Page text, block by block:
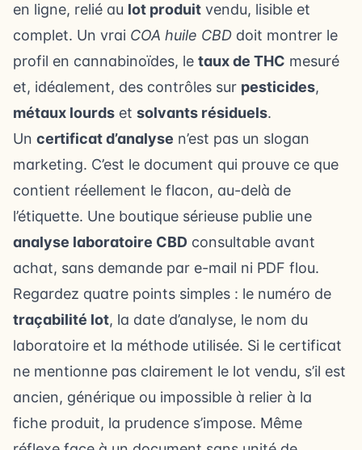
en ligne, relié au lot produit vendu, lisible et
complet. Un vrai COA huile CBD doit montrer le
profil en cannabinoïdes, le taux de THC mesuré
et, idéalement, des contrôles sur pesticides,
métaux lourds et solvants résiduels.
Un certificat d’analyse n’est pas un slogan
marketing. C’est le document qui prouve ce que
contient réellement le flacon, au-delà de
l’étiquette. Une boutique sérieuse publie une
analyse laboratoire CBD consultable avant
achat, sans demande par e-mail ni PDF flou.
Regardez quatre points simples : le numéro de
traçabilité lot, la date d’analyse, le nom du
laboratoire et la méthode utilisée. Si le certificat
ne mentionne pas clairement le lot vendu, s’il est
ancien, générique ou impossible à relier à la
fiche produit, la prudence s’impose. Même